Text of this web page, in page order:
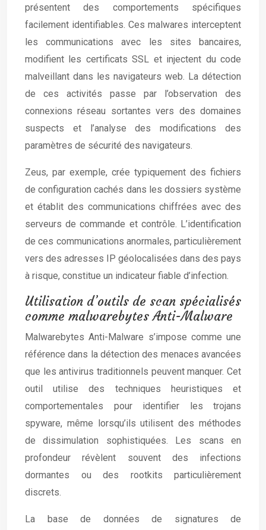
présentent des comportements spécifiques
facilement identifiables. Ces malwares interceptent
les communications avec les sites bancaires,
modifient les certificats SSL et injectent du code
malveillant dans les navigateurs web. La détection
de ces activités passe par l’observation des
connexions réseau sortantes vers des domaines
suspects et l’analyse des modifications des
paramètres de sécurité des navigateurs.
Zeus, par exemple, crée typiquement des fichiers
de configuration cachés dans les dossiers système
et établit des communications chiffrées avec des
serveurs de commande et contrôle. L’identification
de ces communications anormales, particulièrement
vers des adresses IP géolocalisées dans des pays
à risque, constitue un indicateur fiable d’infection.
Utilisation d’outils de scan spécialisés
comme malwarebytes Anti-Malware
Malwarebytes Anti-Malware s’impose comme une
référence dans la détection des menaces avancées
que les antivirus traditionnels peuvent manquer. Cet
outil utilise des techniques heuristiques et
comportementales pour identifier les trojans
spyware, même lorsqu’ils utilisent des méthodes
de dissimulation sophistiquées. Les scans en
profondeur révèlent souvent des infections
dormantes ou des rootkits particulièrement
discrets.
La base de données de signatures de